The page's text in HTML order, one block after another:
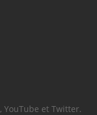
YouTube et Twitter.